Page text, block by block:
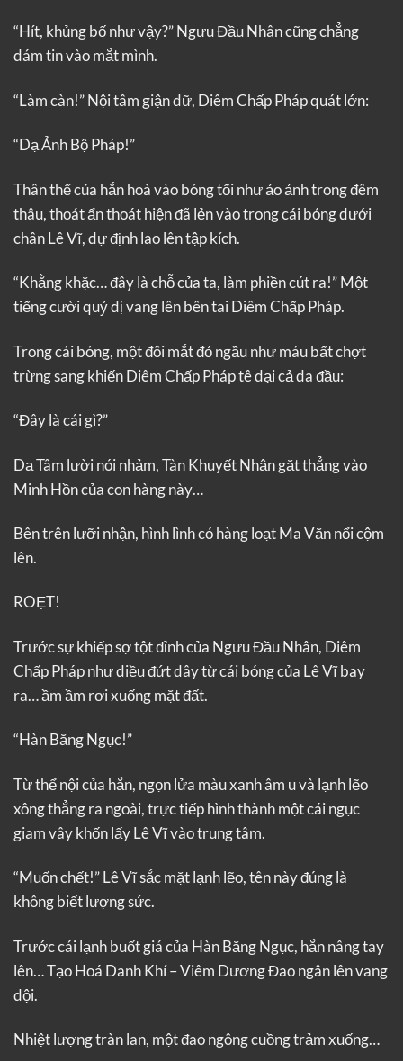
“Hít, khủng bố như vậy?” Ngưu Đầu Nhân cũng chẳng
dám tin vào mắt mình.
“Làm càn!” Nội tâm giận dữ, Diêm Chấp Pháp quát lớn:
“Dạ Ảnh Bộ Pháp!”
Thân thể của hắn hoà vào bóng tối như ảo ảnh trong đêm
thâu, thoát ẩn thoát hiện đã lẻn vào trong cái bóng dưới
chân Lê Vĩ, dự định lao lên tập kích.
“Khằng khặc… đây là chỗ của ta, làm phiền cút ra!” Một
tiếng cười quỷ dị vang lên bên tai Diêm Chấp Pháp.
Trong cái bóng, một đôi mắt đỏ ngầu như máu bất chợt
trừng sang khiến Diêm Chấp Pháp tê dại cả da đầu:
“Đây là cái gì?”
Dạ Tâm lười nói nhảm, Tàn Khuyết Nhận gặt thẳng vào
Minh Hồn của con hàng này…
Bên trên lưỡi nhận, hình lình có hàng loạt Ma Văn nổi cộm
lên.
ROẸT!
Trước sự khiếp sợ tột đỉnh của Ngưu Đầu Nhân, Diêm
Chấp Pháp như diều đứt dây từ cái bóng của Lê Vĩ bay
ra… ầm ầm rơi xuống mặt đất.
“Hàn Băng Ngục!”
Từ thể nội của hắn, ngọn lửa màu xanh âm u và lạnh lẽo
xông thẳng ra ngoài, trực tiếp hình thành một cái ngục
giam vây khốn lấy Lê Vĩ vào trung tâm.
“Muốn chết!” Lê Vĩ sắc mặt lạnh lẽo, tên này đúng là
không biết lượng sức.
Trước cái lạnh buốt giá của Hàn Băng Ngục, hắn nâng tay
lên… Tạo Hoá Danh Khí – Viêm Dương Đao ngân lên vang
dội.
Nhiệt lượng tràn lan, một đao ngông cuồng trảm xuống…